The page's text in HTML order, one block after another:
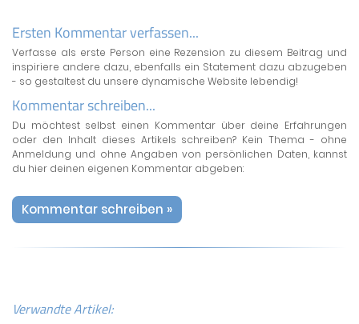
Ersten Kommentar verfassen...
Verfasse als erste Person eine Rezension zu diesem Beitrag und
inspiriere andere dazu, ebenfalls ein Statement dazu abzugeben
- so gestaltest du unsere dynamische Website lebendig!
Kommentar schreiben...
Du möchtest selbst einen Kommentar über deine Erfahrungen
oder den Inhalt dieses Artikels schreiben? Kein Thema - ohne
Anmeldung und ohne Angaben von persönlichen Daten, kannst
du hier deinen eigenen Kommentar abgeben:
Kommentar schreiben »
Verwandte Artikel: